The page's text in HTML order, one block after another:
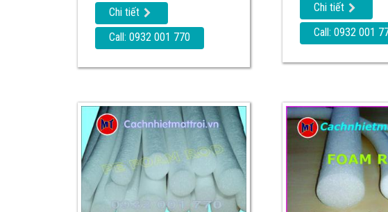
Chi tiết
Call: 0932 001 770
Chi tiết
Call: 0932 001